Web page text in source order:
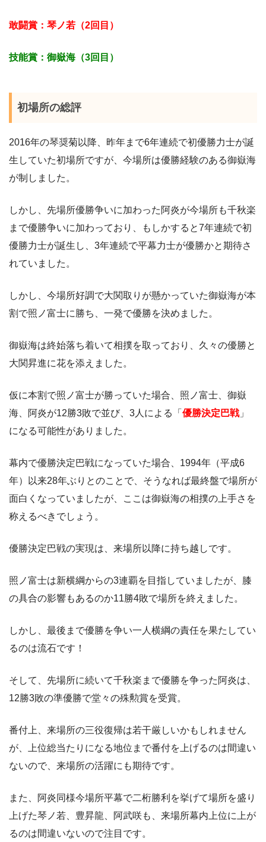
敢闘賞：琴ノ若（2回目）
技能賞：御嶽海（3回目）
初場所の総評
2016年の琴奨菊以降、昨年まで6年連続で初優勝力士が誕
生していた初場所ですが、今場所は優勝経験のある御嶽海
が制しました。
しかし、先場所優勝争いに加わった阿炎が今場所も千秋楽
まで優勝争いに加わっており、もしかすると7年連続で初
優勝力士が誕生し、3年連続で平幕力士が優勝かと期待さ
れていました。
しかし、今場所好調で大関取りが懸かっていた御嶽海が本
割で照ノ富士に勝ち、一発で優勝を決めました。
御嶽海は終始落ち着いて相撲を取っており、久々の優勝と
大関昇進に花を添えました。
仮に本割で照ノ富士が勝っていた場合、照ノ富士、御嶽
海、阿炎が12勝3敗で並び、3人による「 優勝決定巴戦」
になる可能性がありました。
幕内で優勝決定巴戦になっていた場合、1994年（平成6
年）以来28年ぶりとのことで、そうなれば最終盤で場所が
面白くなっていましたが、ここは御嶽海の相撲の上手さを
称えるべきでしょう。
優勝決定巴戦の実現は、来場所以降に持ち越しです。
照ノ富士は新横綱からの3連覇を目指していましたが、膝
の具合の影響もあるのか11勝4敗で場所を終えました。
しかし、最後まで優勝を争い一人横綱の責任を果たしてい
るのは流石です！
そして、先場所に続いて千秋楽まで優勝を争った阿炎は、
12勝3敗の準優勝で堂々の殊勲賞を受賞。
番付上、来場所の三役復帰は若干厳しいかもしれません
が、上位総当たりになる地位まで番付を上げるのは間違い
ないので、来場所の活躍にも期待です。
また、阿炎同様今場所平幕で二桁勝利を挙げて場所を盛り
上げた琴ノ若、豊昇龍、阿武咲も、来場所幕内上位に上が
るのは間違いないので注目です。